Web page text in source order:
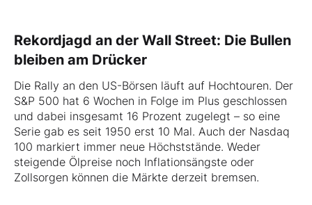
Rekordjagd an der Wall Street: Die Bullen
bleiben am Drücker
Die Rally an den US-Börsen läuft auf Hochtouren. Der
S&P 500 hat 6 Wochen in Folge im Plus geschlossen
und dabei insgesamt 16 Prozent zugelegt – so eine
Serie gab es seit 1950 erst 10 Mal. Auch der Nasdaq
100 markiert immer neue Höchststände. Weder
steigende Ölpreise noch Inflationsängste oder
Zollsorgen können die Märkte derzeit bremsen.